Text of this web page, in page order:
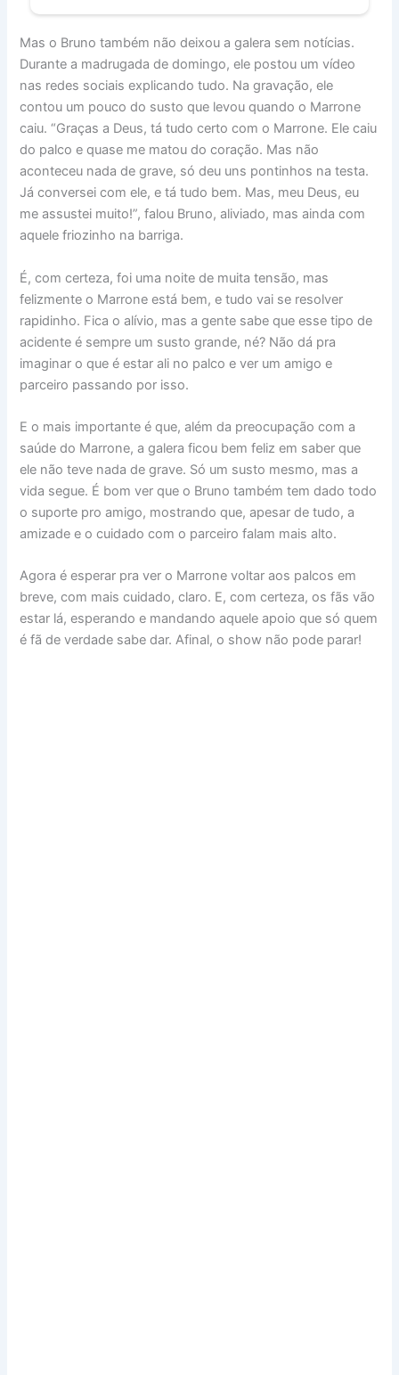
Mas o Bruno também não deixou a galera sem notícias.
Durante a madrugada de domingo, ele postou um vídeo
nas redes sociais explicando tudo. Na gravação, ele
contou um pouco do susto que levou quando o Marrone
caiu. “Graças a Deus, tá tudo certo com o Marrone. Ele caiu
do palco e quase me matou do coração. Mas não
aconteceu nada de grave, só deu uns pontinhos na testa.
Já conversei com ele, e tá tudo bem. Mas, meu Deus, eu
me assustei muito!”, falou Bruno, aliviado, mas ainda com
aquele friozinho na barriga.
É, com certeza, foi uma noite de muita tensão, mas
felizmente o Marrone está bem, e tudo vai se resolver
rapidinho. Fica o alívio, mas a gente sabe que esse tipo de
acidente é sempre um susto grande, né? Não dá pra
imaginar o que é estar ali no palco e ver um amigo e
parceiro passando por isso.
E o mais importante é que, além da preocupação com a
saúde do Marrone, a galera ficou bem feliz em saber que
ele não teve nada de grave. Só um susto mesmo, mas a
vida segue. É bom ver que o Bruno também tem dado todo
o suporte pro amigo, mostrando que, apesar de tudo, a
amizade e o cuidado com o parceiro falam mais alto.
Agora é esperar pra ver o Marrone voltar aos palcos em
breve, com mais cuidado, claro. E, com certeza, os fãs vão
estar lá, esperando e mandando aquele apoio que só quem
é fã de verdade sabe dar. Afinal, o show não pode parar!